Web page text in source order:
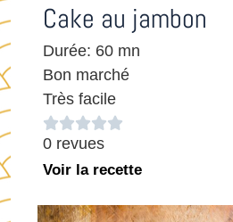
Cake au jambon
Durée: 60 mn
Bon marché
Très facile

0 revues
Voir la recette